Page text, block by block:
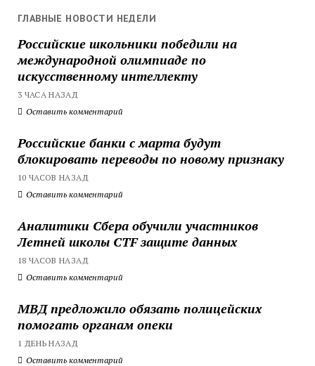
ГЛАВНЫЕ НОВОСТИ НЕДЕЛИ
Российские школьники победили на
международной олимпиаде по
искусственному интеллекту
3 ЧАСА НАЗАД
Оставить комментарий
Российские банки с марта будут
блокировать переводы по новому признаку
10 ЧАСОВ НАЗАД
Оставить комментарий
Аналитики Сбера обучили участников
Летней школы CTF защите данных
18 ЧАСОВ НАЗАД
Оставить комментарий
МВД предложило обязать полицейских
помогать органам опеки
1 ДЕНЬ НАЗАД
Оставить комментарий